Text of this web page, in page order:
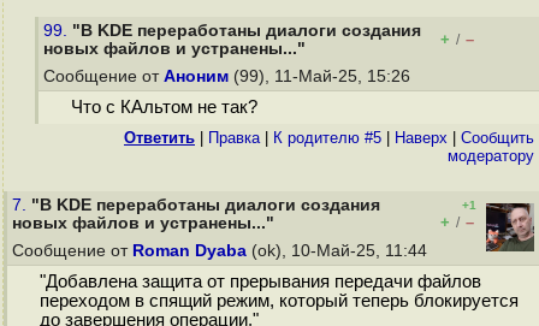
99. "В KDE переработаны диалоги создания
новых файлов и устранены..."
+ / –
Сообщение от Аноним (99), 11-Май-25, 15:26
Что с КАльтом не так?
Ответить Правка| К родителю #5 Наверх
Cообщить
модератору
7. "В KDE переработаны диалоги создания
новых файлов и устранены..."
+1
+ / –
Сообщение от Roman Dyaba (ok), 10-Май-25, 11:44
"Добавлена защита от прерывания передачи файлов
переходом в спящий режим, который теперь блокируется
до завершения операции."